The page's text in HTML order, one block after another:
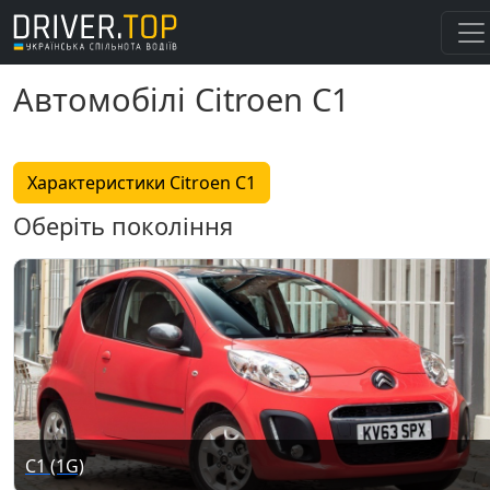
Автомобілі Citroen C1
Характеристики Citroen C1
Оберіть покоління
C1 (1G)